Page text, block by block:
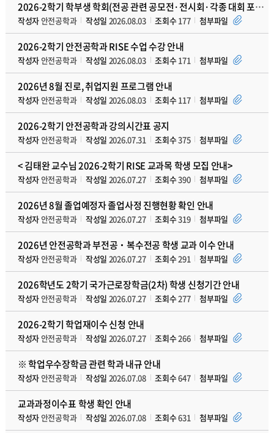
2026-2학기 학부생 학회(전공 관련 공모전·전시회·각종 대회 포함)발표 지원 프로그램 안내
작성자안전공학과 작성일 2026.08.03 조회수177 첨부파일
2026-2학기 안전공학과 RISE 수업 수강 안내
작성자안전공학과 작성일 2026.08.03 조회수171 첨부파일
2026년 8월 진로, 취업지원 프로그램 안내
작성자안전공학과 작성일 2026.08.03 조회수117 첨부파일
2026-2학기 안전공학과 강의시간표 공지
작성자안전공학과 작성일 2026.07.31 조회수375 첨부파일
< 김태완 교수님 2026-2학기 RISE 교과목 학생 모집 안내>
작성자안전공학과 작성일 2026.07.27 조회수390 첨부파일
2026년 8월 졸업예정자 졸업사정 진행현황 확인 안내
작성자안전공학과 작성일 2026.07.27 조회수319 첨부파일
2026년 안전공학과 부전공‧복수전공 학생 교과 이수 안내
작성자안전공학과 작성일 2026.07.27 조회수291 첨부파일
2026학년도 2학기 국가근로장학금(2차) 학생 신청기간 안내
작성자안전공학과 작성일 2026.07.27 조회수277 첨부파일
2026-2학기 학업재이수 신청 안내
작성자안전공학과 작성일 2026.07.27 조회수266 첨부파일
※ 학업우수장학금 관련 학과 내규 안내
작성자안전공학과 작성일 2026.07.08 조회수647 첨부파일
교과과정이수표 학생 확인 안내
작성자안전공학과 작성일 2026.07.08 조회수631 첨부파일